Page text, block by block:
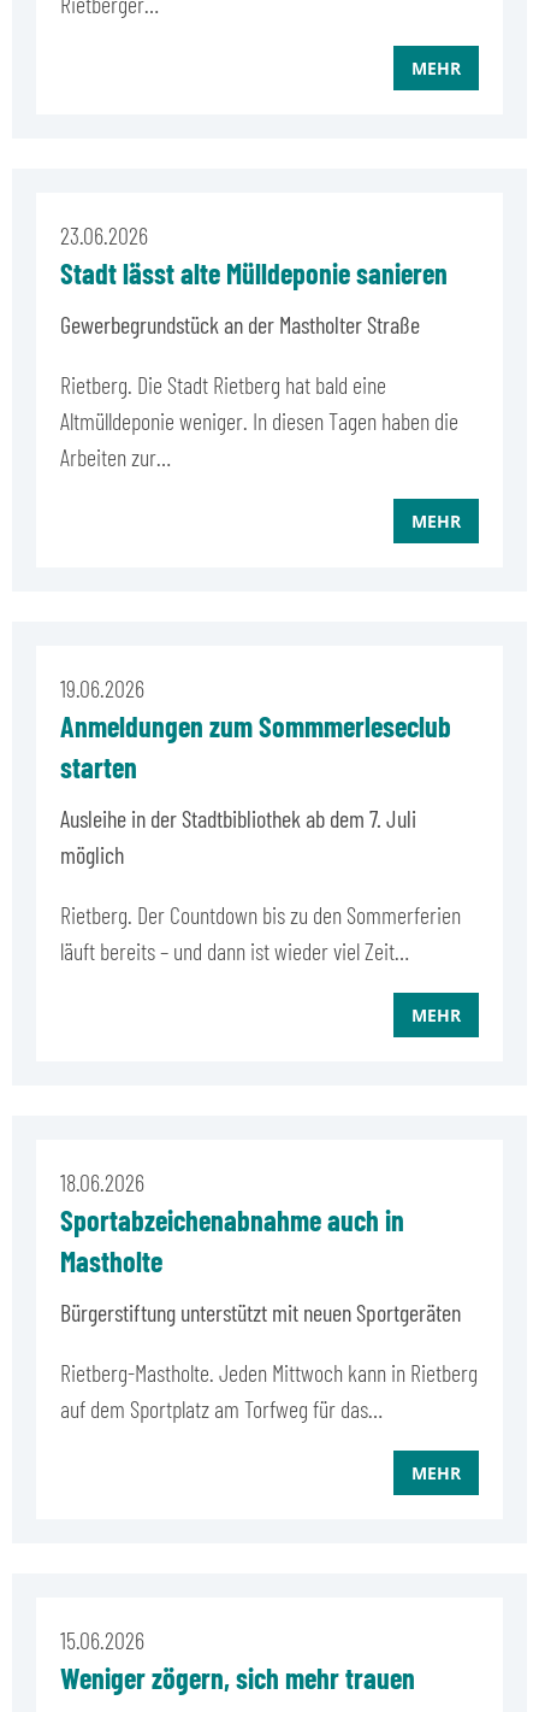
MEHR
23.06.2026
Stadt lässt alte Mülldeponie sanieren
Gewerbegrundstück an der Mastholter Straße
Rietberg. Die Stadt Rietberg hat bald eine
Altmülldeponie weniger. In diesen Tagen haben die
Arbeiten zur…
MEHR
19.06.2026
Anmeldungen zum Sommmerleseclub
starten
Ausleihe in der Stadtbibliothek ab dem 7. Juli
möglich
Rietberg. Der Countdown bis zu den Sommerferien
läuft bereits – und dann ist wieder viel Zeit…
MEHR
18.06.2026
Sportabzeichenabnahme auch in
Mastholte
Bürgerstiftung unterstützt mit neuen Sportgeräten
Rietberg-Mastholte. Jeden Mittwoch kann in Rietberg
auf dem Sportplatz am Torfweg für das…
MEHR
15.06.2026
Weniger zögern, sich mehr trauen